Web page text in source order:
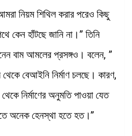
নিয়ম শিথিল করার পরেও কিছু
কেন হাঁটছে জানি না।” তিনি
বাম আমলের প্রসঙ্গও। বলেন, ”
বেআইনি নির্মাণ চলছে। কারণ,
নির্মাণের অনুমতি পাওয়া যেত
অনেক হেনস্থা হতে হত।’’